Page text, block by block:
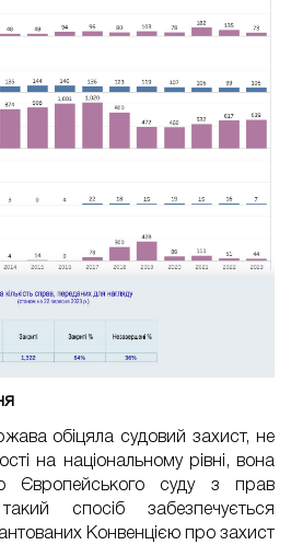
обіцяла судовий захист, не
на національному рівні, вона
Європейського суду з прав
спосіб забезпечується
Конвенцією про захист